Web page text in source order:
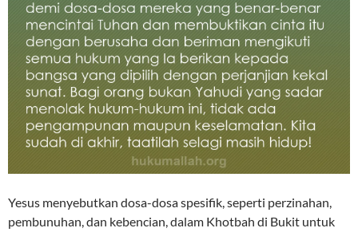
Yesus menyebutkan dosa-dosa spesifik, seperti perzinahan,
pembunuhan, dan kebencian, dalam Khotbah di Bukit untuk